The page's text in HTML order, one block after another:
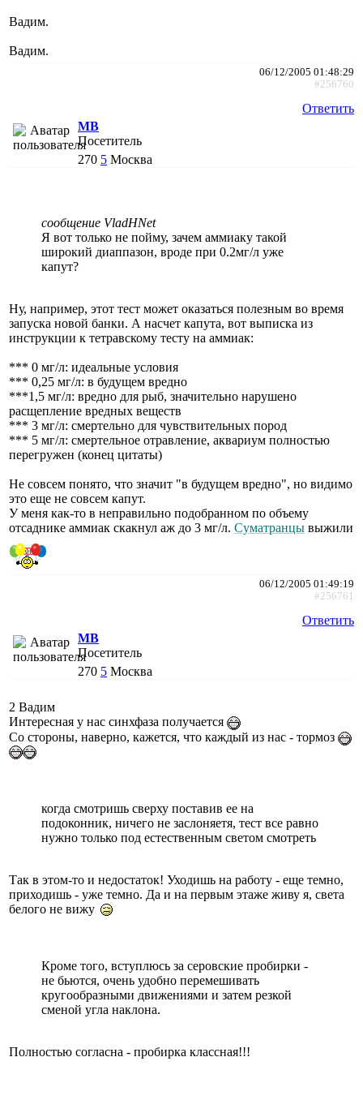
Вадим.
Вадим.
06/12/2005 01:48:29
#256760
Ответить
МВ
Посетитель
270 5 Москва
сообщение VladHNet
Я вот только не пойму, зачем аммиаку такой
широкий диаппазон, вроде при 0.2мг/л уже
капут?
Ну, например, этот тест может оказаться полезным во время
запуска новой банки. А насчет капута, вот выписка из
инструкции к тетравскому тесту на аммиак:
*** 0 мг/л: идеальные условия
*** 0,25 мг/л: в будущем вредно
***1,5 мг/л: вредно для рыб, значительно нарушено
расщепление вредных веществ
*** 3 мг/л: смертельно для чувствительных пород
*** 5 мг/л: смертельное отравление, аквариум полностью
перегружен (конец цитаты)
Не совсем понято, что значит "в будущем вредно", но видимо
это еще не совсем капут.
У меня как-то в неправильно подобранном по объему
отсаднике аммиак скакнул аж до 3 мг/л. Суматранцы выжили
06/12/2005 01:49:19
#256761
Ответить
МВ
Посетитель
270 5 Москва
2 Вадим
Интересная у нас синхфаза получается
Со стороны, наверно, кажется, что каждый из нас - тормоз
когда смотришь сверху поставив ее на
подоконник, ничего не заслоняетя, тест все равно
нужно только под естественным светом смотреть
Так в этом-то и недостаток! Уходишь на работу - еще темно,
приходишь - уже темно. Да и на первым этаже живу я, света
белого не вижу
Кроме того, вступлюсь за серовские пробирки -
не бьются, очень удобно перемешивать
кругообразными движениями и затем резкой
сменой угла наклона.
Полностью согласна - пробирка классная!!!